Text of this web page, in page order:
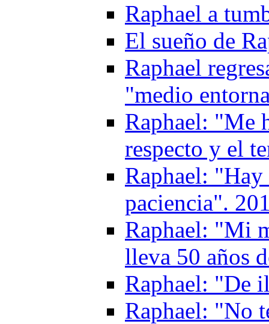
Raphael a
El sueño de
Raphael
"medio
Raphael: "Me
respecto y el
Raphael: "Hay
paciencia".
Raphael: "Mi
lleva 50 años
Raphael: "De
Raphael: "No